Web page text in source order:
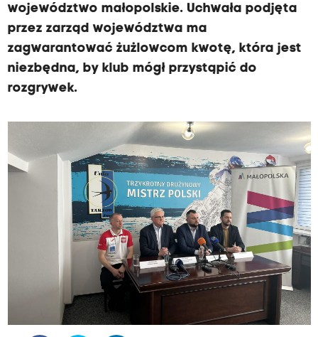
województwo małopolskie. Uchwała podjęta
przez zarząd województwa ma
zagwarantować żużlowcom kwotę, która jest
niezbędna, by klub mógł przystąpić do
rozgrywek.